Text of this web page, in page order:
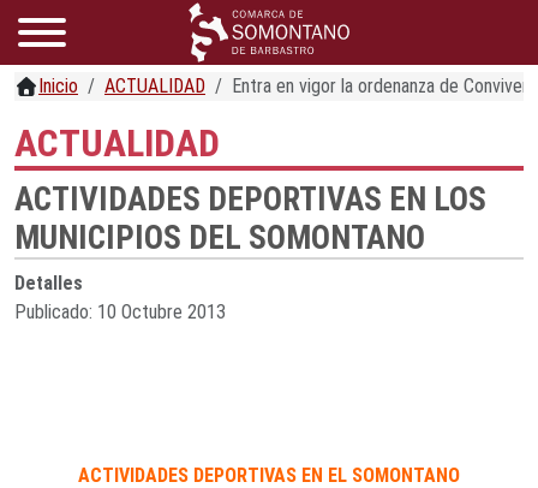
Inicio ACTUALIDAD Entra en vigor la ordenanza de
ACTUALIDAD
ACTIVIDADES DEPORTIVAS EN LOS
MUNICIPIOS DEL SOMONTANO
Detalles
Publicado: 10 Octubre 2013
ACTIVIDADES DEPORTIVAS EN EL SOMONTANO